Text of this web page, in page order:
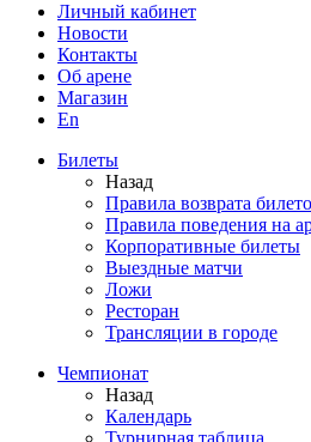
Личный кабинет
Новости
Контакты
Об арене
Магазин
En
Билеты
Назад
Правила возврата
Правила поведения на
Корпоративные билеты
Выездные матчи
Ложи
Ресторан
Трансляции в городе
Чемпионат
Назад
Календарь
Турнирная таблица